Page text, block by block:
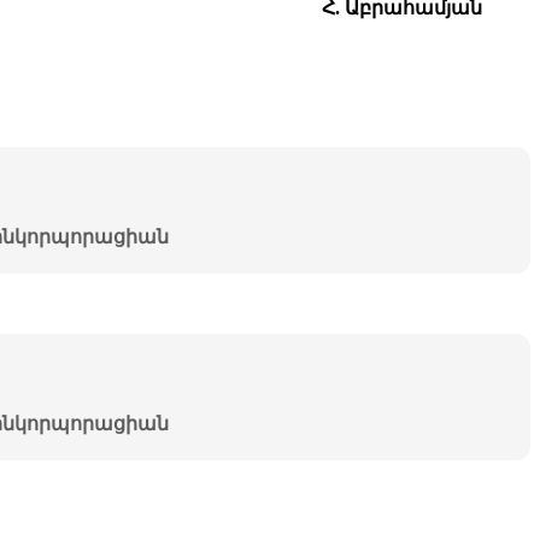
Հ. Աբրահամյան